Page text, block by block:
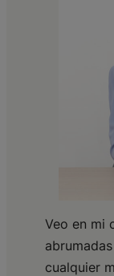
Veo en mi
cualquier